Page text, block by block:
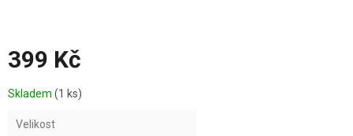
399 Kč
cena:
Skladem (1 ks)
Velikost